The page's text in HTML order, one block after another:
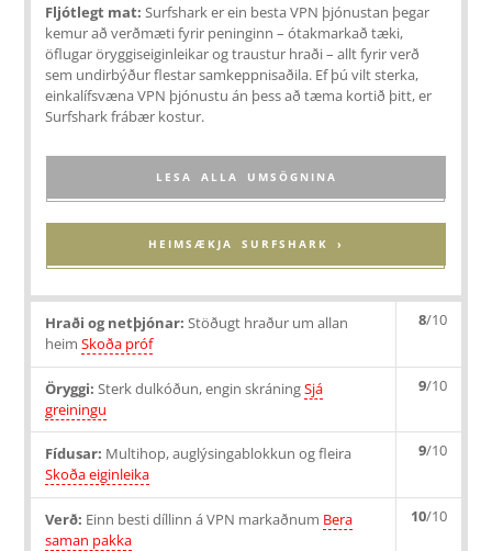
Fljótlegt mat: Surfshark er ein besta VPN þjónustan þegar
kemur að verðmæti fyrir peninginn – ótakmarkað tæki,
öflugar öryggiseiginleikar og traustur hraði – allt fyrir verð
sem undirbýður flestar samkeppnisaðila. Ef þú vilt sterka,
einkalífsvæna VPN þjónustu án þess að tæma kortið þitt, er
Surfshark frábær kostur.
LESA ALLA UMSÖGNINA
HEIMSÆKJA SURFSHARK ›
Hraði og netþjónar: Stöðugt hraður um allan
heimSkoða próf
8/10
Öryggi: Sterk dulkóðun, engin skráningSjá
greiningu
9/10
Fídusar: Multihop, auglýsingablokkun og fleira
Skoða eiginleika
9/10
Verð: Einn besti díllinn á VPN markaðnum Bera
saman pakka
10/10